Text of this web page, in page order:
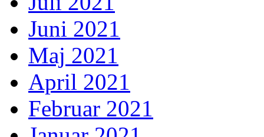
Juni 2021
Maj 2021
April 2021
Februar 2021